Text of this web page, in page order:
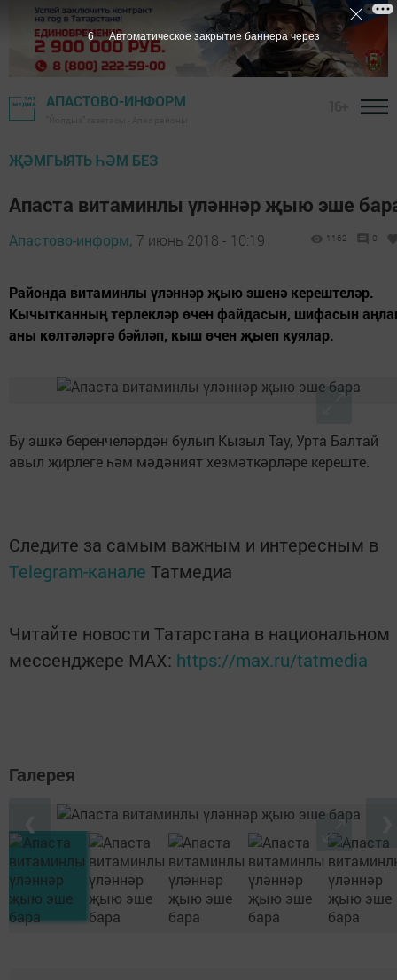
АПАСТОВО-ИНФОРМ
ҖӘМГЫЯТЬ ҺӘМ БЕЗ
Апаста витаминлы үләннәр җыю эше
Апастово-информ, 7 июнь 2018 - 10:19 1162 0
Районда витаминлы үләннәр җыю эшенә керештеләр.
Кычытканның терлекләр өчен файдасын, шифасын
аны көлтәләргә бәйләп, кыш өчен җыеп куялар.
Бу эшкә беренчеләрдән булып Кызыл Тау, Урта Балтай
авыл җирлеге һәм мәдәният хезмәткәрләре кереште.
Следите за самым важным и интересным в
Telegram-канале Татмедиа
Читайте новости Татарстана в национальном
мессенджере MАХ: https://max.ru/tatmedia
Галерея
5 Автоматическое закрытие баннера через